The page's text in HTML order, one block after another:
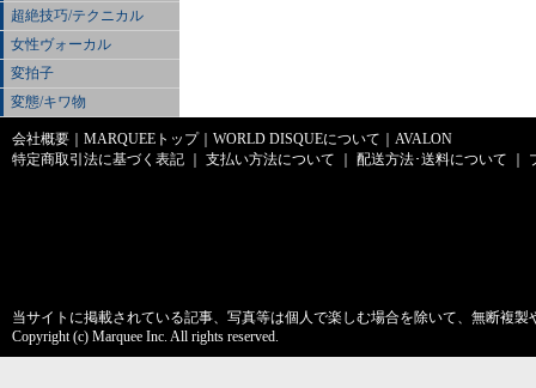
超絶技巧/テクニカル
女性ヴォーカル
変拍子
変態/キワ物
会社概要 MARQUEEトップ｜ WORLD DISQUEについて
AVALON
特定商取引法に基づく表記
支払い方法について 配送方法･送料について
当サイトに掲載されている記事、写真等は個人で楽しむ場合を除いて、無断複
Copyright (c) Marquee Inc. All rights reserved.